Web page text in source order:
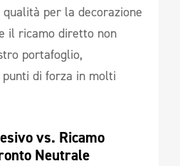
per la decorazione
il ricamo diretto non
portafoglio,
di forza in molti
vs. Ricamo
Neutrale